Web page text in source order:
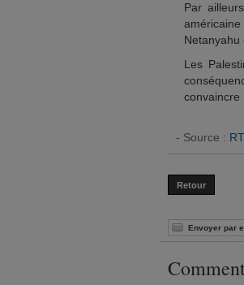
Par
Netanyahu
Les
convaincre
- Source :
Retour
Envoyer par